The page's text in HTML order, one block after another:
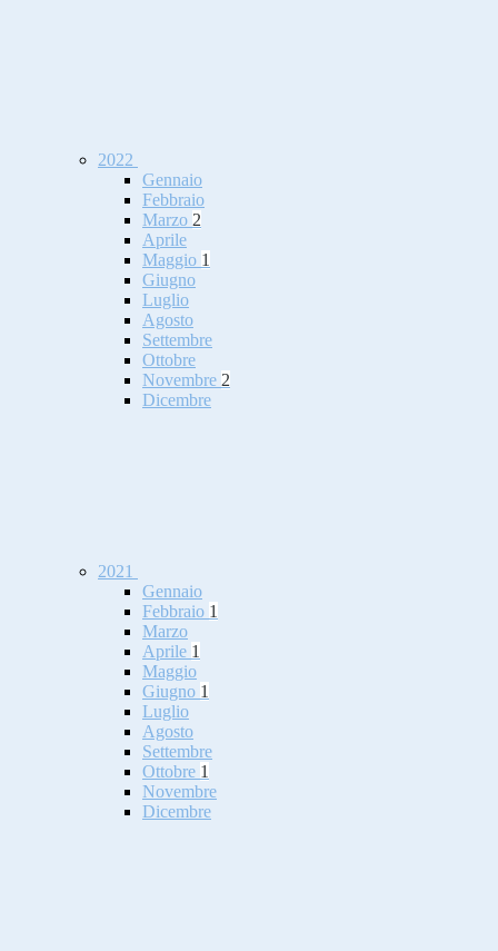
2022
Gennaio
Febbraio
Marzo 2
Aprile
Maggio 1
Giugno
Luglio
Agosto
Settembre
Ottobre
Novembre 2
Dicembre
2021
Gennaio
Febbraio 1
Marzo
Aprile 1
Maggio
Giugno 1
Luglio
Agosto
Settembre
Ottobre 1
Novembre
Dicembre